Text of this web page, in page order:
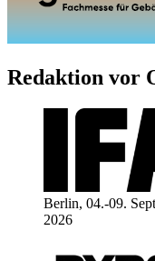
Redaktion vor
Berlin, 04.-09.
2026